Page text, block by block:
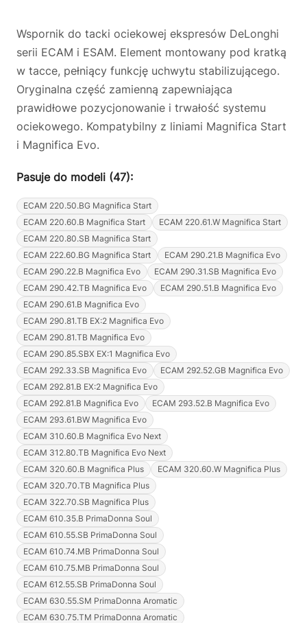
Wspornik do tacki ociekowej ekspresów DeLonghi
serii ECAM i ESAM. Element montowany pod kratką
w tacce, pełniący funkcję uchwytu stabilizującego.
Oryginalna część zamienną zapewniająca
prawidłowe pozycjonowanie i trwałość systemu
ociekowego. Kompatybilny z liniami Magnifica Start
i Magnifica Evo.
Pasuje do modeli (47):
ECAM 220.50.BG Magnifica Start
ECAM 220.60.B Magnifica Start
ECAM 220.61.W Magnifica Start
ECAM 220.80.SB Magnifica Start
ECAM 222.60.BG Magnifica Start
ECAM 290.21.B Magnifica Evo
ECAM 290.22.B Magnifica Evo
ECAM 290.31.SB Magnifica Evo
ECAM 290.42.TB Magnifica Evo
ECAM 290.51.B Magnifica Evo
ECAM 290.61.B Magnifica Evo
ECAM 290.81.TB EX:2 Magnifica Evo
ECAM 290.81.TB Magnifica Evo
ECAM 290.85.SBX EX:1 Magnifica Evo
ECAM 292.33.SB Magnifica Evo
ECAM 292.52.GB Magnifica Evo
ECAM 292.81.B EX:2 Magnifica Evo
ECAM 292.81.B Magnifica Evo
ECAM 293.52.B Magnifica Evo
ECAM 293.61.BW Magnifica Evo
ECAM 310.60.B Magnifica Evo Next
ECAM 312.80.TB Magnifica Evo Next
ECAM 320.60.B Magnifica Plus
ECAM 320.60.W Magnifica Plus
ECAM 320.70.TB Magnifica Plus
ECAM 322.70.SB Magnifica Plus
ECAM 610.35.B PrimaDonna Soul
ECAM 610.55.SB PrimaDonna Soul
ECAM 610.74.MB PrimaDonna Soul
ECAM 610.75.MB PrimaDonna Soul
ECAM 612.55.SB PrimaDonna Soul
ECAM 630.55.SM PrimaDonna Aromatic
ECAM 630.75.TM PrimaDonna Aromatic